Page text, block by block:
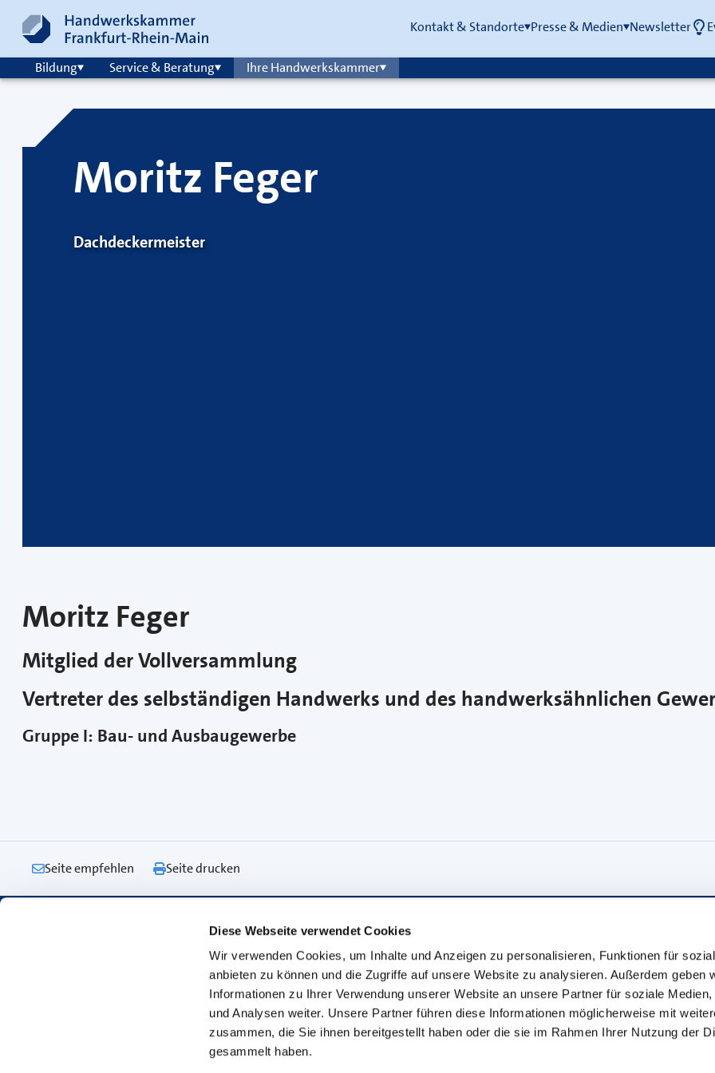
Diese Webseite verwendet Cookies
Wir verwenden Cookies, um Inhalte und Anzeigen zu personalisieren, Funktionen für
anbieten zu können und die Zugriffe auf unsere Website zu analysieren. Außerdem geben
Informationen zu Ihrer Verwendung unserer Website an unsere Partner für soziale Medien,
und Analysen weiter. Unsere Partner führen diese Informationen möglicherweise mit
zusammen, die Sie ihnen bereitgestellt haben oder die sie im Rahmen Ihrer Nutzung der
gesammelt haben.
Zum Inhalt springen
Hauptnavigation
Kontakt & Standorte Presse & Medien Newsletter
Bildung Service & Beratung Ihre Handwerkskammer
Moritz Feger
Dachdeckermeister
Moritz Feger
Mitglied der Vollversammlung
Vertreter des selbständigen Handwerks und des handwerksähnlichen
Gruppe I: Bau- und Ausbaugewerbe
Seite empfehlen Seite drucken
Services
Kontakt
Standort
Events & Webinare
Presse
Deutsche Handwerks Zeitung
Newsletter